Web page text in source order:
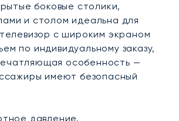
боковые столики,
и столом идеальна для
с широким экраном
по индивидуальному заказу,
особенность —
имеют безопасный
давление,